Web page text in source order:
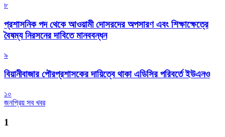
৮
প্রশাসনিক পদ থেকে আওয়ামী দোসরদের অপসারণ এবং শিক্ষাক্ষেত্রে
বৈষম্য নিরসনের দাবিতে মানববন্ধন
৯
বিয়ানীবাজার পৌরপ্রশাসকের দায়িত্বে থাকা এডিসির পরিবর্তে ইউএনও
১০
জনপ্রিয় সব খবর
1